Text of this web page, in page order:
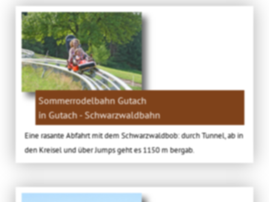
Sommerrodelbahn Gutach
in Gutach - Schwarzwaldbahn
Eine rasante Abfahrt mit dem Schwarzwaldbob: durch Tunnel, ab in
den Kreisel und über Jumps geht es 1150 m bergab.